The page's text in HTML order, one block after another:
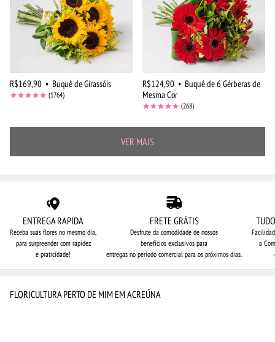
R$169,90 • Buquê de Girassóis
(1764)
R$124,90 • Buquê de 6 Gérberas de
Mesma Cor
(268)
VER MAIS
ENTREGA RAPIDA
Receba suas flores no mesmo dia,
para surpreender com rapidez
e praticidade!
FRETE GRÁTIS
Desfrute da comodidade de nossos
benefícios exclusivos para
entregas no período comercial para os próximos dias.
a
FLORICULTURA PERTO DE MIM EM ACREÚNA